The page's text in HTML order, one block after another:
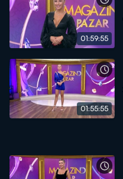
01:59:55
01:55:55